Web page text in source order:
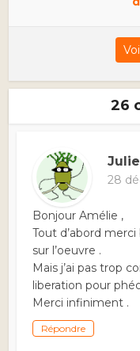
26
Julie
28
Bonjour Amélie ,
Tout d’abord
sur l’oeuvre .
Mais j’ai pas trop
liberation pour
Merci infiniment .
Répondre